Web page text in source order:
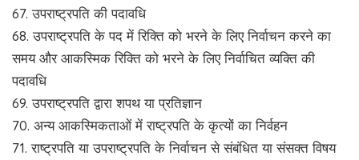
67. उपराष्ट्रपति की पदावधि
68. उपराष्ट्रपति के पद में रिक्ति को भरने के लिए निर्वाचन करने का
समय और आकस्मिक रिक्ति को भरने के लिए निर्वाचित व्यक्ति की
पदावधि
69. उपराष्ट्रपति द्वारा शपथ या प्रतिज्ञान
70. अन्य आकस्मिकताओं में राष्ट्रपति के कृत्यों का निर्वहन
71. राष्ट्रपति या उपराष्ट्रपति के निर्वाचन से संबंधित या संसक्त विषय